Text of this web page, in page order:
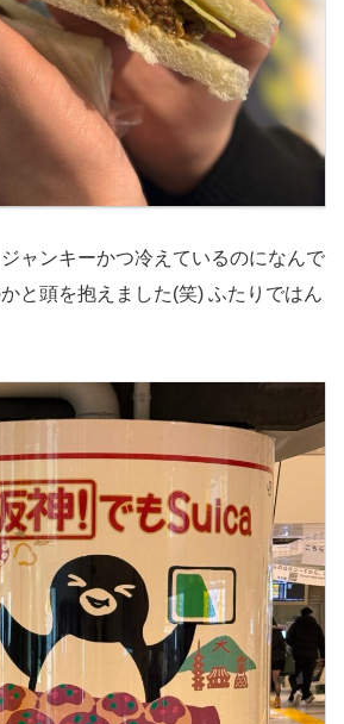
ャンキーかつ冷えているのになんで
と頭を抱えました(笑) ふたりではん